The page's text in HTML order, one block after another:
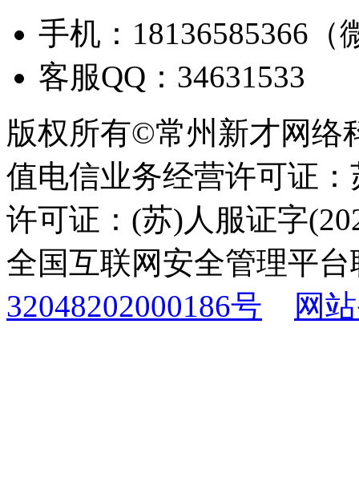
手机：18136585366（
客服QQ：34631533
版权所有©常州新才网络
值电信业务经营许可证
许可证：(苏)人服证字
全国互联网安全管理平
32048202000186号
网